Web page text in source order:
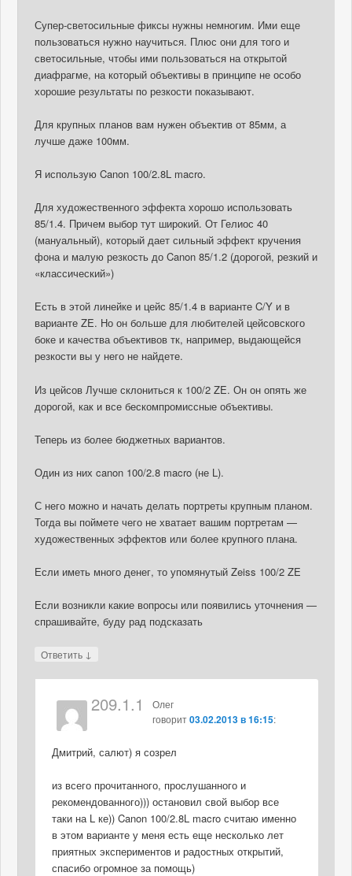
Супер-светосильные фиксы нужны немногим. Ими еще
пользоваться нужно научиться. Плюс они для того и
светосильные, чтобы ими пользоваться на открытой
диафрагме, на который объективы в принципе не особо
хорошие результаты по резкости показывают.
Для крупных планов вам нужен объектив от 85мм, а
лучше даже 100мм.
Я использую Canon 100/2.8L macro.
Для художественного эффекта хорошо использовать
85/1.4. Причем выбор тут широкий. От Гелиос 40
(мануальный), который дает сильный эффект кручения
фона и малую резкость до Canon 85/1.2 (дорогой, резкий и
«классический»)
Есть в этой линейке и цейс 85/1.4 в варианте C/Y и в
варианте ZE. Но он больше для любителей цейсовского
боке и качества объективов тк, например, выдающейся
резкости вы у него не найдете.
Из цейсов Лучше склониться к 100/2 ZE. Он он опять же
дорогой, как и все бескомпромиссные объективы.
Теперь из более бюджетных вариантов.
Один из них canon 100/2.8 macro (не L).
С него можно и начать делать портреты крупным планом.
Тогда вы поймете чего не хватает вашим портретам —
художественных эффектов или более крупного плана.
Если иметь много денег, то упомянутый Zeiss 100/2 ZE
Если возникли какие вопросы или появились уточнения —
спрашивайте, буду рад подсказать
Ответить ↓
209.1.1
Олег
говорит 03.02.2013 в 16:15:
Дмитрий, салют) я созрел
из всего прочитанного, прослушанного и
рекомендованного))) остановил свой выбор все
таки на L ке)) Canon 100/2.8L macro считаю именно
в этом варианте у меня есть еще несколько лет
приятных экспериментов и радостных открытий,
спасибо огромное за помощь)